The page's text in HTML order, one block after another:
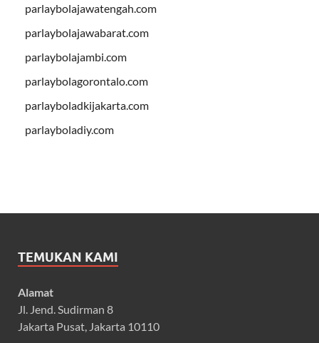
parlaybolajawatengah.com
parlaybolajawabarat.com
parlaybolajambi.com
parlaybolagorontalo.com
parlayboladkijakarta.com
parlayboladiy.com
TEMUKAN KAMI
Alamat
Jl. Jend. Sudirman 8
Jakarta Pusat, Jakarta 10110